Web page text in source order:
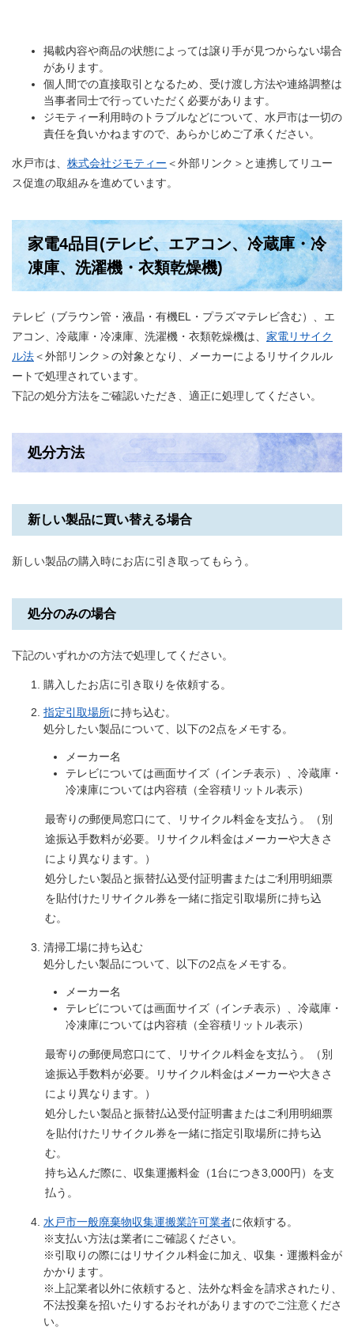
掲載内容や商品の状態によっては譲り手が見つからない場合
があります。
個人間での直接取引となるため、受け渡し方法や連絡調整は
当事者同士で行っていただく必要があります。
ジモティー利用時のトラブルなどについて、水戸市は一切の
責任を負いかねますので、あらかじめご了承ください。
水戸市は、 株式会社ジモティー ＜外部リンク＞ と連携してリユー
ス促進の取組みを進めています。
家電4品目(テレビ、エアコン、冷蔵庫・冷
凍庫、洗濯機・衣類乾燥機)
テレビ（ブラウン管・液晶・有機EL・プラズマテレビ含む）、エ
アコン、冷蔵庫・冷凍庫、洗濯機・衣類乾燥機は、 家電リサイク
ル法＜外部リンク＞の対象となり、メーカーによるリサイクルル
ートで処理されています。
下記の処分方法をご確認いただき、適正に処理してください。
処分方法
新しい製品に買い替える場合
新しい製品の購入時にお店に引き取ってもらう。
処分のみの場合
下記のいずれかの方法で処理してください。
購入したお店に引き取りを依頼する。
指定引取場所に持ち込む。
処分したい製品について、以下の2点をメモする。
メーカー名
テレビについては画面サイズ（インチ表示）、冷蔵庫・
冷凍庫については内容積（全容積リットル表示）
最寄りの郵便局窓口にて、リサイクル料金を支払う。（別
途振込手数料が必要。リサイクル料金はメーカーや大きさ
により異なります。）
処分したい製品と振替払込受付証明書またはご利用明細票
を貼付けたリサイクル券を一緒に指定引取場所に持ち込
む。
清掃工場に持ち込む​
処分したい製品について、以下の2点をメモする。
メーカー名
テレビについては画面サイズ（インチ表示）、冷蔵庫・
冷凍庫については内容積（全容積リットル表示）
最寄りの郵便局窓口にて、リサイクル料金を支払う。（別
途振込手数料が必要。リサイクル料金はメーカーや大きさ
により異なります。）
処分したい製品と振替払込受付証明書またはご利用明細票
を貼付けたリサイクル券を一緒に指定引取場所に持ち込
む。
持ち込んだ際に、収集運搬料金（1台につき3,000円）を支
払う。
水戸市一般廃棄物収集運搬業許可業者に依頼する。
※支払い方法は業者にご確認ください。
※引取りの際にはリサイクル料金に加え、収集・運搬料金が
かかります。
※上記業者以外に依頼すると、法外な料金を請求されたり、
不法投棄を招いたりするおそれがありますのでご注意くださ
い。